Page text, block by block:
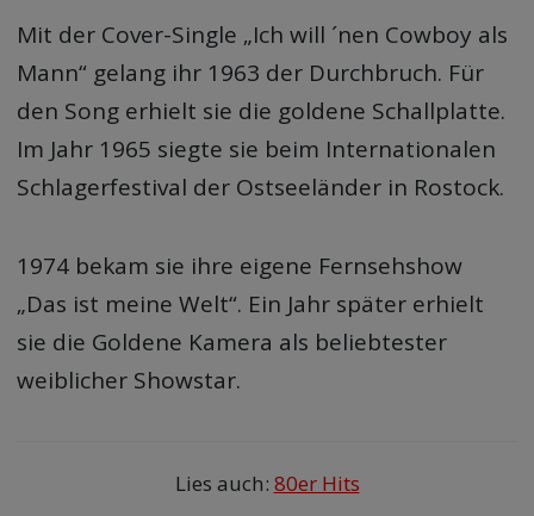
Mit der Cover-Single „Ich will ´nen Cowboy als
Mann“ gelang ihr 1963 der Durchbruch. Für
den Song erhielt sie die goldene Schallplatte.
Im Jahr 1965 siegte sie beim Internationalen
Schlagerfestival der Ostseeländer in Rostock.
1974 bekam sie ihre eigene Fernsehshow
„Das ist meine Welt“. Ein Jahr später erhielt
sie die Goldene Kamera als beliebtester
weiblicher Showstar.
Lies auch: 80er Hits